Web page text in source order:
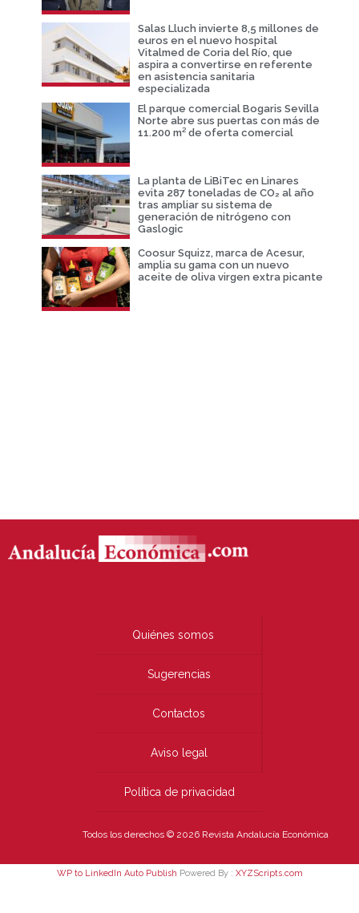
Salas Lluch invierte 8,5 millones de
euros en el nuevo hospital
Vitalmed de Coria del Río, que
aspira a convertirse en referente
en asistencia sanitaria
especializada
El parque comercial Bogaris Sevilla
Norte abre sus puertas con más de
11.200 m² de oferta comercial
La planta de LiBiTec en Linares
evita 287 toneladas de CO₂ al año
tras ampliar su sistema de
generación de nitrógeno con
Gaslogic
Coosur Squizz, marca de Acesur,
amplia su gama con un nuevo
aceite de oliva virgen extra picante
Quiénes somos
Sugerencias
Contactos
Aviso legal
Política de privacidad
Todos los derechos © 2026 Revista Andalucía Económica
WP to LinkedIn Auto Publish Powered By : XYZScripts.com